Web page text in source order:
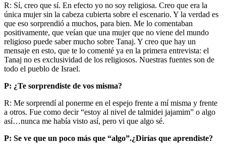
R: Sí, creo que sí. En efecto yo no soy religiosa. Creo que era la
única mujer sin la cabeza cubierta sobre el escenario. Y la verdad es
que eso sorprendió a muchos, para bien. Me lo comentaban
positivamente, que veían que una mujer que no viene del mundo
religioso puede saber mucho sobre Tanaj. Y creo que hay un
mensaje en esto, que te lo comenté ya en la primera entrevista: el
Tanaj no es exclusividad de los religiosos. Nuestras fuentes son de
todo el pueblo de Israel.
P: ¿Te sorprendiste de vos misma?
R: Me sorprendí al ponerme en el espejo frente a mí misma y frente
a otros. Fue como decir “estoy al nivel de talmidei jajamim” o algo
así…nunca me había visto así, pero vi que algo sé.
P: Se ve que un poco más que “algo”.¿Dirías que aprendiste?